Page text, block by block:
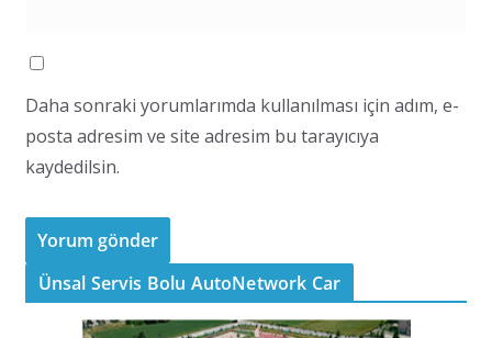
Daha sonraki yorumlarımda kullanılması için adım, e-
posta adresim ve site adresim bu tarayıcıya
kaydedilsin.
Ünsal Servis Bolu AutoNetwork Car